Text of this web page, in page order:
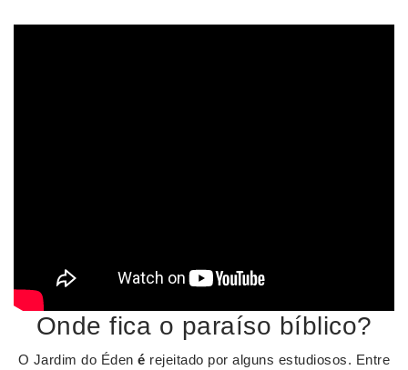
Onde fica o paraíso bíblico?
O Jardim do Édené rejeitado por alguns estudiosos. Entre